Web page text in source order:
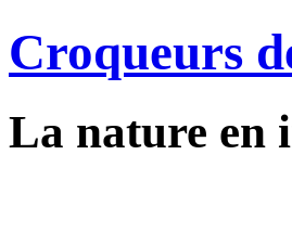
Croqueurs
La nature en